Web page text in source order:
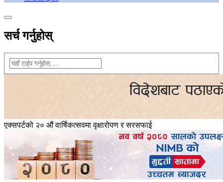
सर्च गर्नुहोस्
एक्सपर्टको २० औं वार्षिकत्सवमा वृक्षारोपण र सरसफाई